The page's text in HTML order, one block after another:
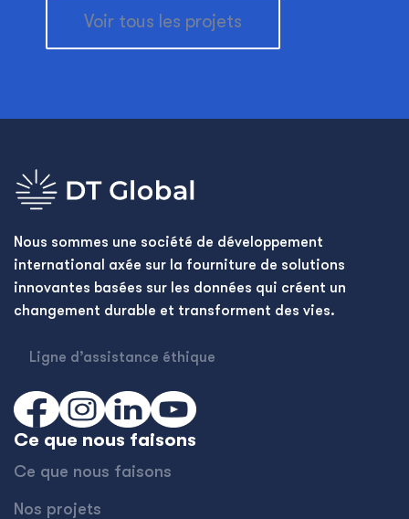
Voir tous les projets
Nous sommes une société de développement
international axée sur la fourniture de solutions
innovantes basées sur les données qui créent un
changement durable et transforment des vies.
Ligne d’assistance éthique
Ce que nous faisons
Ce que nous faisons
Nos projets